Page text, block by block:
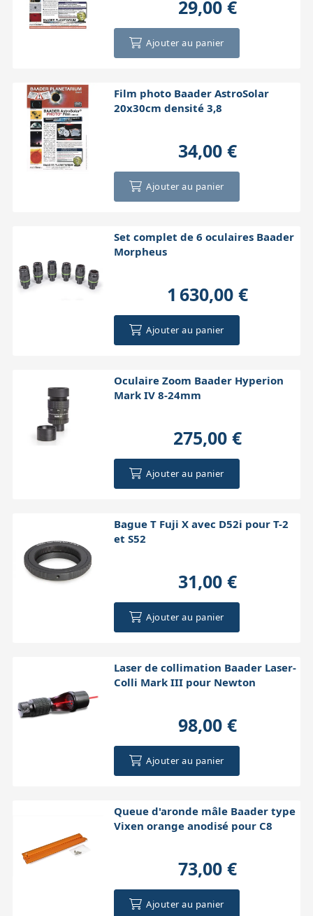
Accessoires pour montures
Têtes
Pièces détachées
29,00 €
Ajouter au panier
Film photo Baader AstroSolar
20x30cm densité 3,8
34,00 €
Ajouter au panier
Set complet de 6 oculaires Baader
Morpheus
1 630,00 €
Ajouter au panier
Oculaire Zoom Baader Hyperion
Mark IV 8-24mm
275,00 €
Ajouter au panier
Bague T Fuji X avec D52i pour T-2
et S52
31,00 €
Ajouter au panier
Laser de collimation Baader Laser-
Colli Mark III pour Newton
98,00 €
Ajouter au panier
Queue d'aronde mâle Baader type
Vixen orange anodisé pour C8
73,00 €
Ajouter au panier